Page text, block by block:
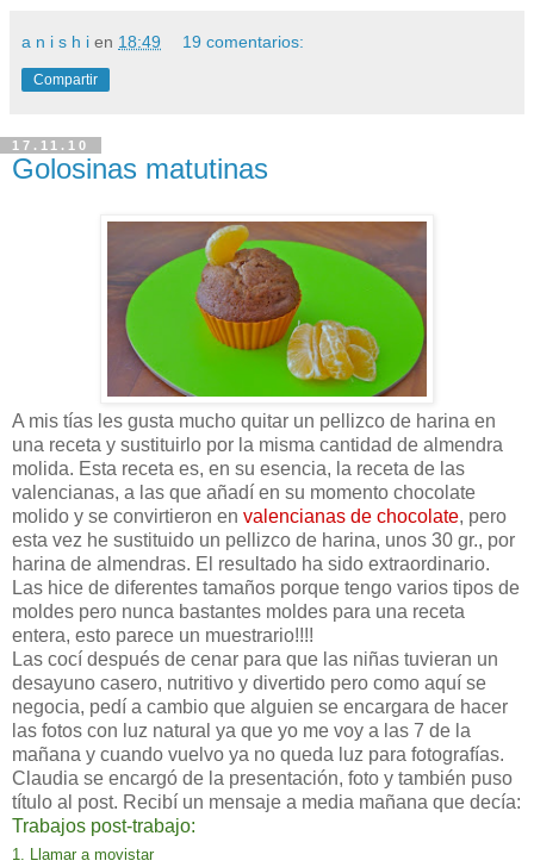
a n i s h i en 18:49 19 comentarios:
Compartir
17.11.10
Golosinas matutinas
A mis tías les gusta mucho quitar un pellizco de harina en
una receta y sustituirlo por la misma cantidad de almendra
molida. Esta receta es, en su esencia, la receta de las
valencianas, a las que añadí en su momento chocolate
molido y se convirtieron en valencianas de chocolate, pero
esta vez he sustituido un pellizco de harina, unos 30 gr., por
harina de almendras. El resultado ha sido extraordinario.
Las hice de diferentes tamaños porque tengo varios tipos de
moldes pero nunca bastantes moldes para una receta
entera, esto parece un muestrario!!!!
Las cocí después de cenar para que las niñas tuvieran un
desayuno casero, nutritivo y divertido pero como aquí se
negocia, pedí a cambio que alguien se encargara de hacer
las fotos con luz natural ya que yo me voy a las 7 de la
mañana y cuando vuelvo ya no queda luz para fotografías.
Claudia se encargó de la presentación, foto y también puso
título al post. Recibí un mensaje a media mañana que decía:
Trabajos post-trabajo:
1. Llamar a movistar